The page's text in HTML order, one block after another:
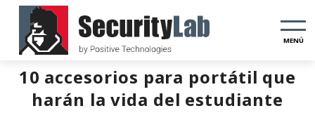
MENÚ
10 accesorios para portátil que
harán la vida del estudiante